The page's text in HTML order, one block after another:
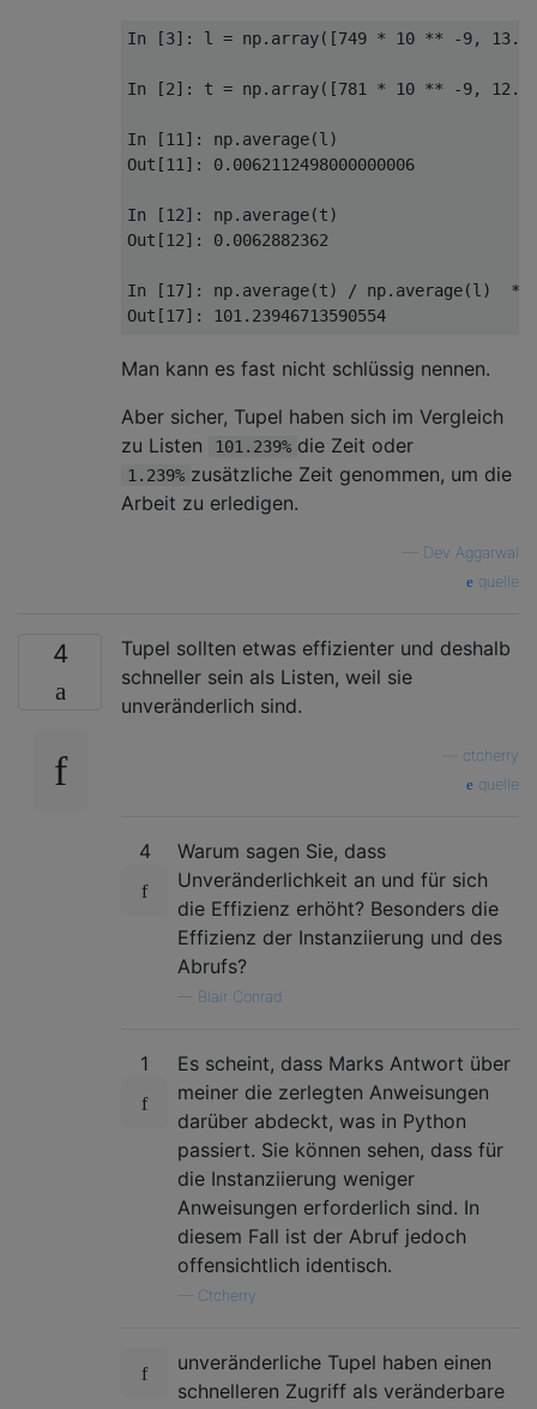
In [3]: l = np. array([749 * 10 ** -9, 13.5
In [2]: t = np. array([781 * 10 ** -9, 12.4
In [11 ]: np. average(l )
Out [11 ]: 0.0062112498000000006
In [12]: np. average(t)
Out [12]: 0.0062882362
In [17]: np. average(t) / np. average(l ) *
Out [17]: 101.23946713590554
Man kann es fast nicht schlüssig nennen.
Aber sicher, Tupel haben sich im Vergleich
zu Listen
101.239% die Zeit oder
1.239% zusätzliche Zeit genommen, um die
Arbeit zu erledigen.
Dev Aggarwal
quelle
4
Tupel sollten etwas effizienter und deshalb
schneller sein als Listen, weil sie
unveränderlich sind.
ctcherry
quelle
4
Warum sagen Sie, dass
Unveränderlichkeit an und für sich
die Effizienz erhöht? Besonders die
Effizienz der Instanziierung und des
Abrufs?
Blair Conrad
1
Es scheint, dass Marks Antwort über
meiner die zerlegten Anweisungen
darüber abdeckt, was in Python
passiert. Sie können sehen, dass für
die Instanziierung weniger
Anweisungen erforderlich sind. In
diesem Fall ist der Abruf jedoch
offensichtlich identisch.
Ctcherry
unveränderliche Tupel haben einen
schnelleren Zugriff als veränderbare